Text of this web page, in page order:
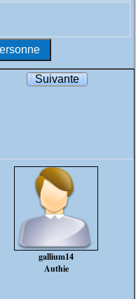
Suivante
gallium14
Authie